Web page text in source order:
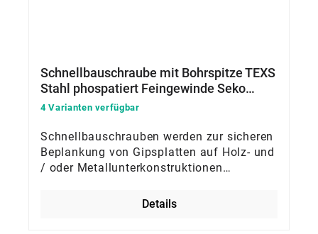
Schnellbauschraube mit Bohrspitze TEXS
Stahl phospatiert Feingewinde Seko
gegurtet
4 Varianten verfügbar
Schnellbauschrauben werden zur sicheren
Beplankung von Gipsplatten auf Holz- und
/ oder Metallunterkonstruktionen
Details